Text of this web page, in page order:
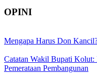
OPINI
Mengapa Harus Don
Catatan Wakil Bupati Kolut:
Pemerataan Pembangunan